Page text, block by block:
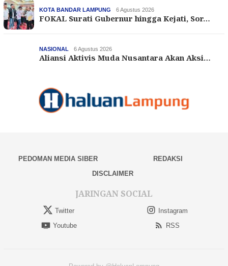
KOTA BANDAR LAMPUNG 6 Agustus 2026
FOKAL Surati Gubernur hingga Kejati, Sor…
NASIONAL 6 Agustus 2026
Aliansi Aktivis Muda Nusantara Akan Aksi…
PEDOMAN MEDIA SIBER
REDAKSI
DISCLAIMER
JARINGAN SOCIAL
Twitter
Instagram
Youtube
RSS